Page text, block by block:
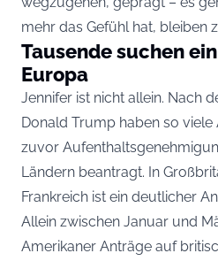
mehr das Gefühl hat, bleiben
Tausende suchen
Europa
Jennifer ist nicht allein. Nach
Donald Trump haben so viele
zuvor
Ländern beantragt. In
Frankreich ist ein deutlicher
Allein zwischen Januar und
Amerikaner Anträge auf